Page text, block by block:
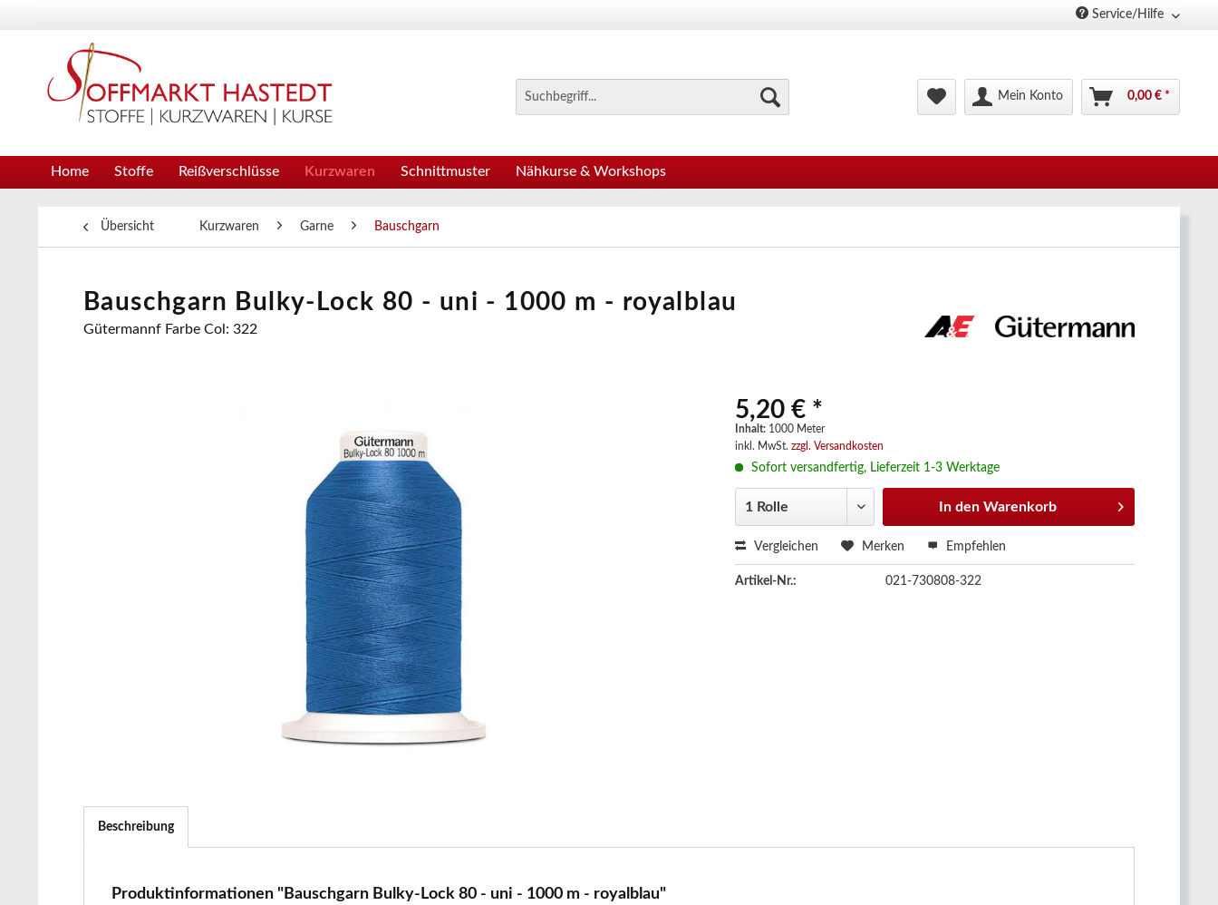
Service/Hilfe
Mein Konto 0,00 € *
Home Stoffe Reißverschlüsse Kurzwaren Schnittmuster Nähkurse & Workshops
Übersicht Kurzwaren Garne Bauschgarn
Bauschgarn Bulky-Lock 80 - uni - 1000 m - royalblau
Gütermannf Farbe Col: 322
5,20 € *
Inhalt: 1000 Meter
inkl. MwSt.zzgl. Versandkosten
Sofort versandfertig, Lieferzeit 1-3 Werktage
In den Warenkorb
Vergleichen Merken Empfehlen
Artikel-Nr.: 021-730808-322
Beschreibung
Produktinformationen "Bauschgarn Bulky-Lock 80 - uni - 1000 m - royalblau"